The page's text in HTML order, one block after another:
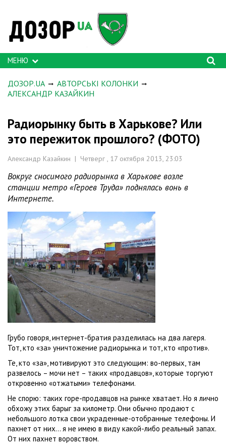
МЕНЮ
ДОЗОР.UA
АВТОРСЬКІ КОЛОНКИ
АЛЕКСАНДР КАЗАЙКИН
Радиорынку быть в Харькове? Или
это пережиток прошлого? (ФОТО)
Александр Казайкин | Четверг , 17 октября 2013, 23:03
Вокруг сносимого радиорынка в Харькове возле
станции метро «Героев Труда» поднялась вонь в
Интернете.
Грубо говоря, интернет-братия разделилась на два лагеря.
Тот, кто «за» уничтожение радиорынка и тот, кто «против».
Те, кто «за», мотивируют это следующим: во-первых, там
развелось – мочи нет – таких «продавцов», которые торгуют
откровенно «отжатыми» телефонами.
Не спорю: таких горе-продавцов на рынке хватает. Но я лично
обхожу этих барыг за километр. Они обычно продают с
небольшого лотка свои украденные-отобранные телефоны. И
пахнет от них… я не имею в виду какой-либо реальный запах.
От них пахнет воровством.